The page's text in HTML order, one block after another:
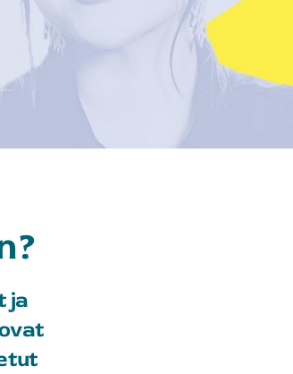
ja